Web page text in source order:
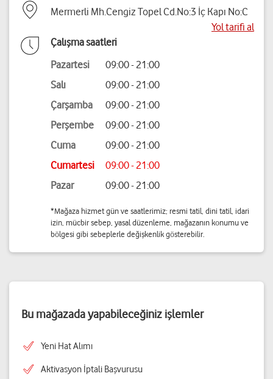
Mermerli Mh.Cengiz Topel Cd.No:3 İç Kapı No:C
Yol tarifi al
Çalışma saatleri
Pazartesi
09:00 - 21:00
Salı
09:00 - 21:00
Çarşamba
09:00 - 21:00
Perşembe
09:00 - 21:00
Cuma
09:00 - 21:00
Cumartesi
09:00 - 21:00
Pazar
09:00 - 21:00
*Mağaza hizmet gün ve saatlerimiz; resmi tatil, dini tatil, idari
izin, mücbir sebep, yasal düzenleme, mağazanın konumu ve
bölgesi gibi sebeplerle değişkenlik gösterebilir.
Bu mağazada yapabileceğiniz işlemler
Yeni Hat Alımı
Aktivasyon İptali Başvurusu